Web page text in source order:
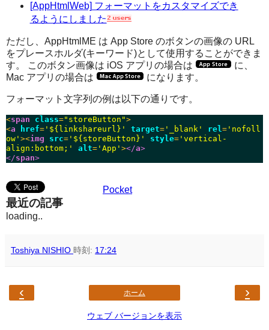
[AppHtmlWeb] フォーマットをカスタマイズでき
るようにしました
ただし、AppHtmlME は App Store のボタンの画像の URL
をプレースホルダ(キーワード)として使用することができま
す。 このボタン画像は iOS アプリの場合は
に、
Mac アプリの場合は
になります。
フォーマット文字列の例は以下の通りです。
<span class="storeButton">
<a href= '${linkshareurl}' target= '_blank' rel = 'nofoll
ow' ><img src= '${storeButton}' style= 'vertical-
align:bottom;'
alt= 'App' ></a>
</span>
Pocket
最近の記事
loading..
Toshiya NISHIO 時刻: 17:24
‹ ›
ホーム
ウェブ バージョンを表示